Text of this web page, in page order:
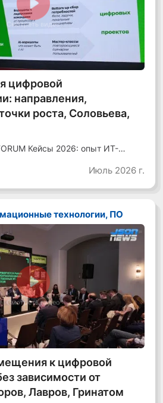
Смотреть видео
цифровой
направления,
роста, Соловьева,
Кейсы 2026: опыт ИТ-
Июль 2026 г.
технологии, ПО
Смотреть видео
к цифровой
зависимости от
Лавров, Гринатом